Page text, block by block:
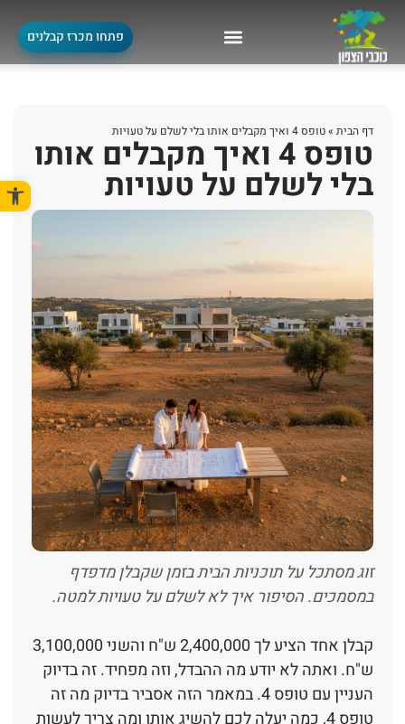
פתח
פתחו מכרז קבלנים
דף הבית »טופס 4 ואיך מקבלים אותו בלי לשלם על טעויות
טופס 4 ואיך מקבלים אותו
בלי לשלם על טעויות
זוג מסתכל על תוכניות הבית בזמן שקבלן מדפדף
במסמכים. הסיפור איך לא לשלם על טעויות למטה.
קבלן אחד הציע לך 2,400,000 ש"ח והשני 3,100,000
ש"ח. ואתה לא יודע מה ההבדל, וזה מפחיד. זה בדיוק
העניין עם טופס 4. במאמר הזה אסביר בדיוק מה זה
טופס 4, כמה יעלה לכם להשיג אותו ומה צריך לעשות